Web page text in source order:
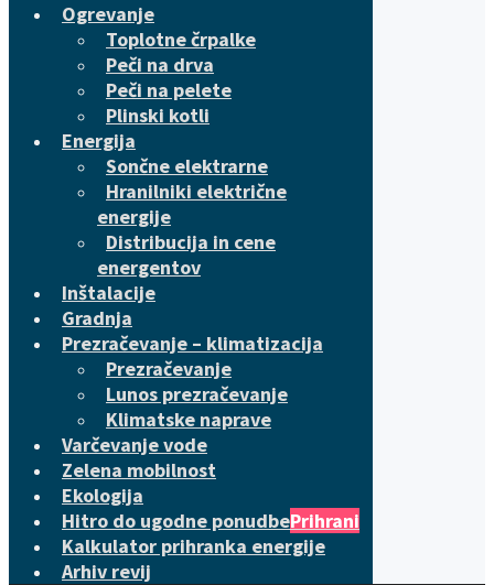
Ogrevanje
Toplotne črpalke
Peči na drva
Peči na pelete
Plinski kotli
Energija
Sončne elektrarne
Hranilniki električne
energije
Distribucija in cene
energentov
Inštalacije
Gradnja
Prezračevanje – klimatizacija
Prezračevanje
Lunos prezračevanje
Klimatske naprave
Varčevanje vode
Zelena mobilnost
Ekologija
Hitro do ugodne ponudbePrihrani
Kalkulator prihranka energije
Arhiv revij